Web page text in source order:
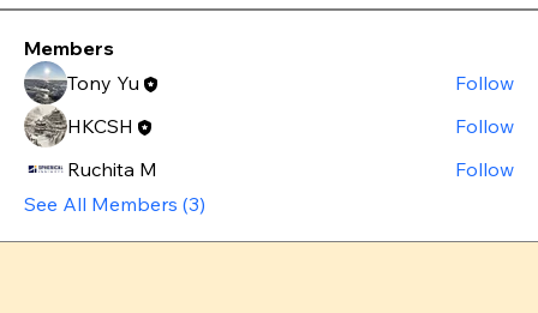
Members
Tony Yu
Follow
HKCSH
Follow
Ruchita M
Follow
See All Members (3)